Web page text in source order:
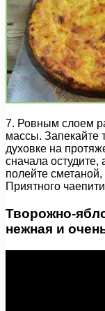
7. Ровным слоем
массы. Запекайте
духовке на
сначала
полейте
Приятного
Творожно-
нежная и